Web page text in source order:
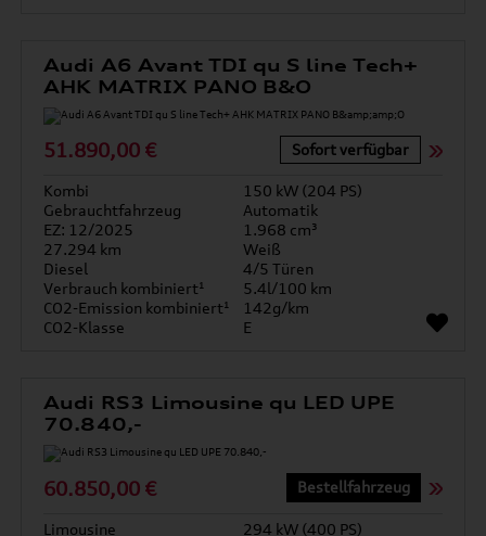
Audi A6 Avant TDI qu S line Tech+
AHK MATRIX PANO B&O
51.890,00 € Sofort verfügbar
Kombi
150 kW (204 PS)
Gebrauchtfahrzeug
Automatik
EZ: 12/2025
1.968 cm³
27.294 km
Weiß
Diesel
4/5 Türen
Verbrauch kombiniert¹
5.4l/100 km
CO2-Emission kombiniert¹
142g/km
CO2-Klasse
E
Audi RS3 Limousine qu LED UPE
70.840,-
60.850,00 € Bestellfahrzeug
Limousine 294 kW (400 PS)